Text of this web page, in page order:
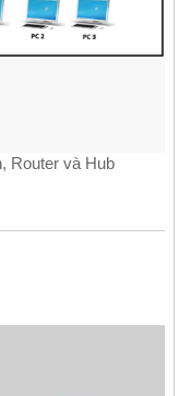
Router và Hub